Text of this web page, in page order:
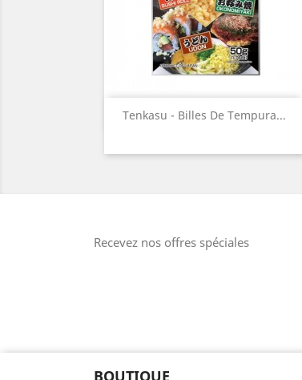
Tenkasu - Billes De Tempura...
 Aperçu rapide
Recevez nos offres spéciales
BOUTIQUE